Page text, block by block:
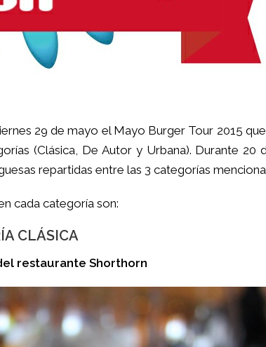
29 de mayo el Mayo Burger Tour 2015
(Clásica, De Autor y Urbana). Durante 20
repartidas entre las 3 categorías
cada categoría son:
CLÁSICA
restaurante Shorthorn